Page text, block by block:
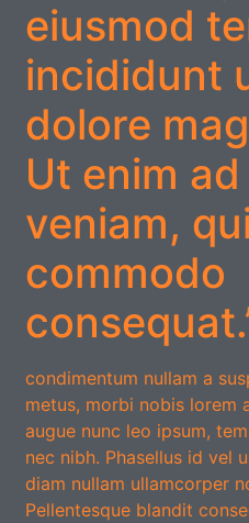
eiusmod
incididunt
dolore
Ut enim
veniam,
commodo
condimentum nullam a
metus, morbi nobis lorem
augue nunc leo ipsum,
nec nibh. Phasellus id vel
diam nullam ullamcorper
Pellentesque blandit